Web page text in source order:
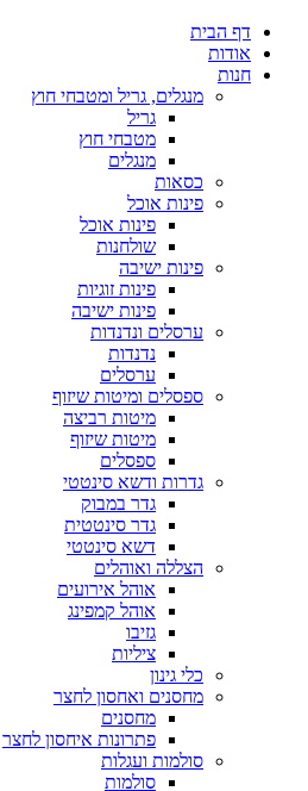
דף הבית
אודות
חנות
מנגלים, גריל ומטבחי חוץ
גריל
מטבחי חוץ
מנגלים
כסאות
פינות אוכל
פינות אוכל
שולחנות
פינות ישיבה
פינות זוגיות
פינות ישיבה
ערסלים ונדנדות
נדנדות
ערסלים
ספסלים ומיטות שיזוף
מיטות רביצה
מיטות שיזוף
ספסלים
גדרות ודשא סינטטי
גדר במבוק
גדר סינטטית
דשא סינטטי
הצללה ואוהלים
אוהל אירועים
אוהל קמפינג
גזיבו
ציליות
כלי גינון
מחסנים ואחסון לחצר
מחסנים
פתרונות איחסון לחצר
סולמות ועגלות
סולמות